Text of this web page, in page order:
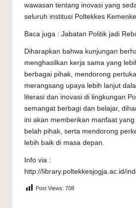
wawasan tentang inovasi yang
seluruh institusi Poltekkes
Baca juga : Jabatan Politik jadi
Diharapkan bahwa kunjungan
menghasilkan kerja sama yang
berbagai pihak, mendorong
merangsang upaya lebih lanjut
literasi dan inovasi di lingkungan
semangat berbagi dan belajar,
ini akan memberikan manfaat
belah pihak, serta mendorong
lebih baik di masa depan.
Info via :
http://library.poltekkesjogja.ac.id/
Post Views: 708